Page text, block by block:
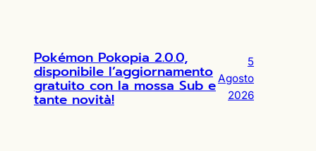
Pokémon Pokopia 2.0.0,
disponibile l’aggiornamento
gratuito con la mossa Sub e
tante novità!
5
Agosto
2026